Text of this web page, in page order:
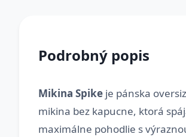
Podrobný popis
Mikina Spike je pánska
mikina bez kapucne, ktorá
maximálne pohodlie s